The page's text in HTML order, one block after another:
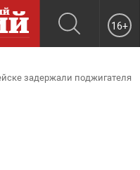
16+
задержали поджигателя